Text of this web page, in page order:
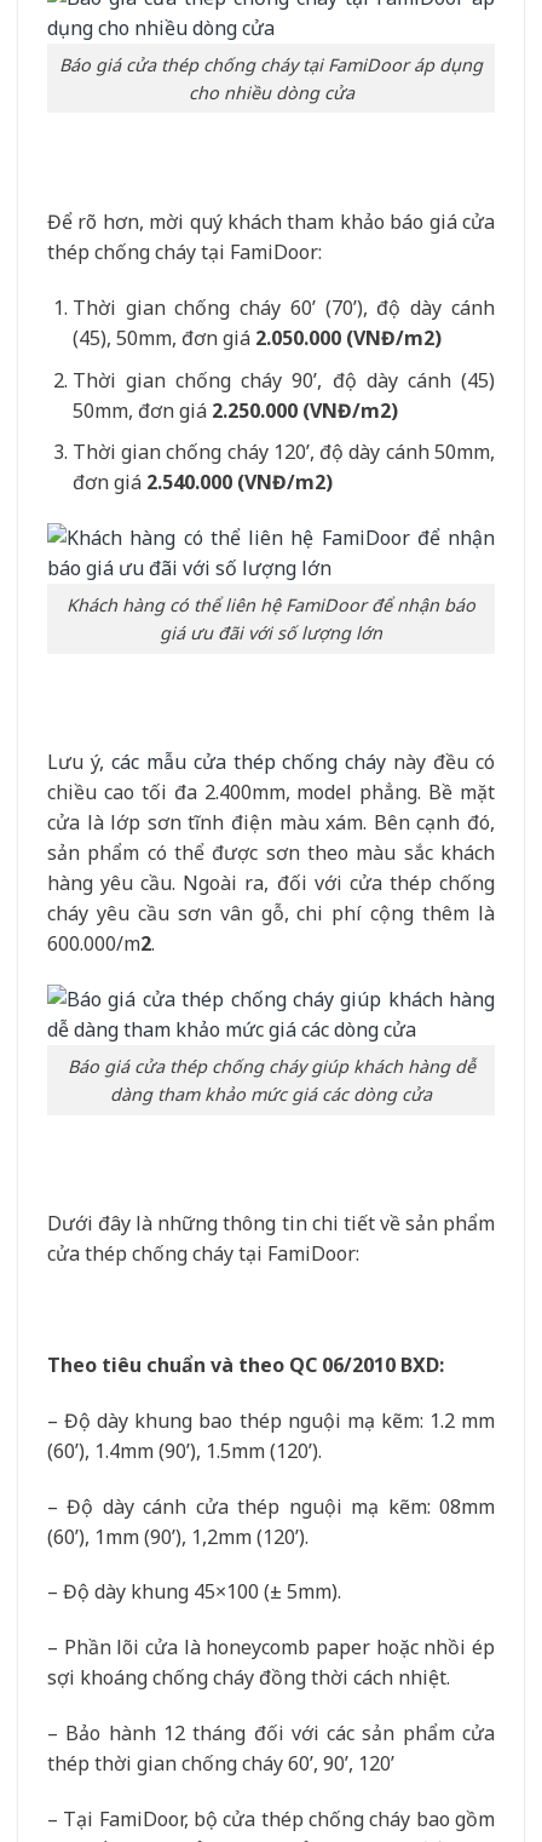
Báo giá cửa thép chống cháy tại FamiDoor áp dụng
cho nhiều dòng cửa
Để rõ hơn, mời quý khách tham khảo báo giá cửa
thép chống cháy tại FamiDoor:
Thời gian chống cháy 60’ (70’), độ dày cánh
(45), 50mm, đơn giá 2.050.000 (VNĐ/m2)
Thời gian chống cháy 90’, độ dày cánh (45)
50mm, đơn giá 2.250.000 (VNĐ/m2)
Thời gian chống cháy 120’, độ dày cánh 50mm,
đơn giá 2.540.000 (VNĐ/m2)
Khách hàng có thể liên hệ FamiDoor để nhận báo
giá ưu đãi với số lượng lớn
Lưu ý, các mẫu cửa thép chống cháy này đều có
chiều cao tối đa 2.400mm, model phẳng. Bề mặt
cửa là lớp sơn tĩnh điện màu xám. Bên cạnh đó,
sản phẩm có thể được sơn theo màu sắc khách
hàng yêu cầu. Ngoài ra, đối với cửa thép chống
cháy yêu cầu sơn vân gỗ, chi phí cộng thêm là
600.000/m2.
Báo giá cửa thép chống cháy giúp khách hàng dễ
dàng tham khảo mức giá các dòng cửa
Dưới đây là những thông tin chi tiết về sản phẩm
cửa thép chống cháy tại FamiDoor:
Theo tiêu chuẩn và theo QC 06/2010 BXD:
– Độ dày khung bao thép nguội mạ kẽm: 1.2 mm
(60’), 1.4mm (90’), 1.5mm (120’).
– Độ dày cánh cửa thép nguội mạ kẽm: 08mm
(60’), 1mm (90’), 1,2mm (120’).
– Độ dày khung 45×100 (± 5mm).
– Phần lõi cửa là honeycomb paper hoặc nhồi ép
sợi khoáng chống cháy đồng thời cách nhiệt.
– Bảo hành 12 tháng đối với các sản phẩm cửa
thép thời gian chống cháy 60’, 90’, 120’
– Tại FamiDoor, bộ cửa thép chống cháy bao gồm